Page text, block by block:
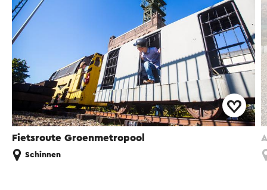
Fietsroute Groenmetropool
Schinnen